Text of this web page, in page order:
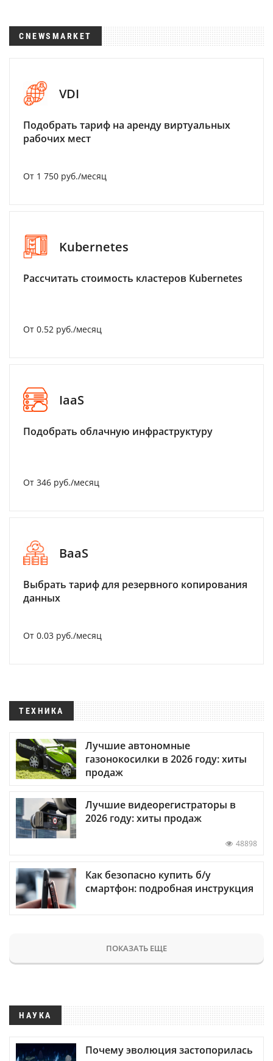
CNEWSMARKET
VDI
Подобрать тариф на аренду виртуальных
рабочих мест
От 1 750 руб./месяц
Kubernetes
Рассчитать стоимость кластеров Kubernetes
От 0.52 руб./месяц
IaaS
Подобрать облачную инфраструктуру
От 346 руб./месяц
BaaS
Выбрать тариф для резервного копирования
данных
От 0.03 руб./месяц
ТЕХНИКА
Лучшие автономные
газонокосилки в 2026 году: хиты
продаж
Лучшие видеорегистраторы в
2026 году: хиты продаж
48898
Как безопасно купить б/у
смартфон: подробная инструкция
ПОКАЗАТЬ ЕЩЕ
НАУКА
Почему эволюция застопорилась